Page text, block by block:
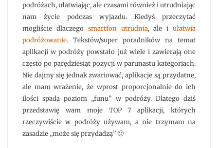
podróżach, ułatwiając, ale czasami również i utrudniając
nam życie podczas wyjazdu. Kiedyś przeczytać
mogliście dlaczego smartfon utrudnia, ale iułatwia
podróżowanie. Tekstów/super poradników na temat
aplikacji w podróży powstało już wiele i zawierają one
często po parędziesiąt pozycji w parunastu kategoriach.
Nie dajmy się jednak zwariować, aplikacje są przydatne,
ale mam wrażenie, że wprost proporcjonalnie do ich
ilości spada poziom „funu” w podróży. Dlatego dziś
przedstawię wam moje TOP 7 aplikacji, których
rzeczywiście w podróży używam, a nie trzymam na
zasadzie „może się przydadzą” 🙂